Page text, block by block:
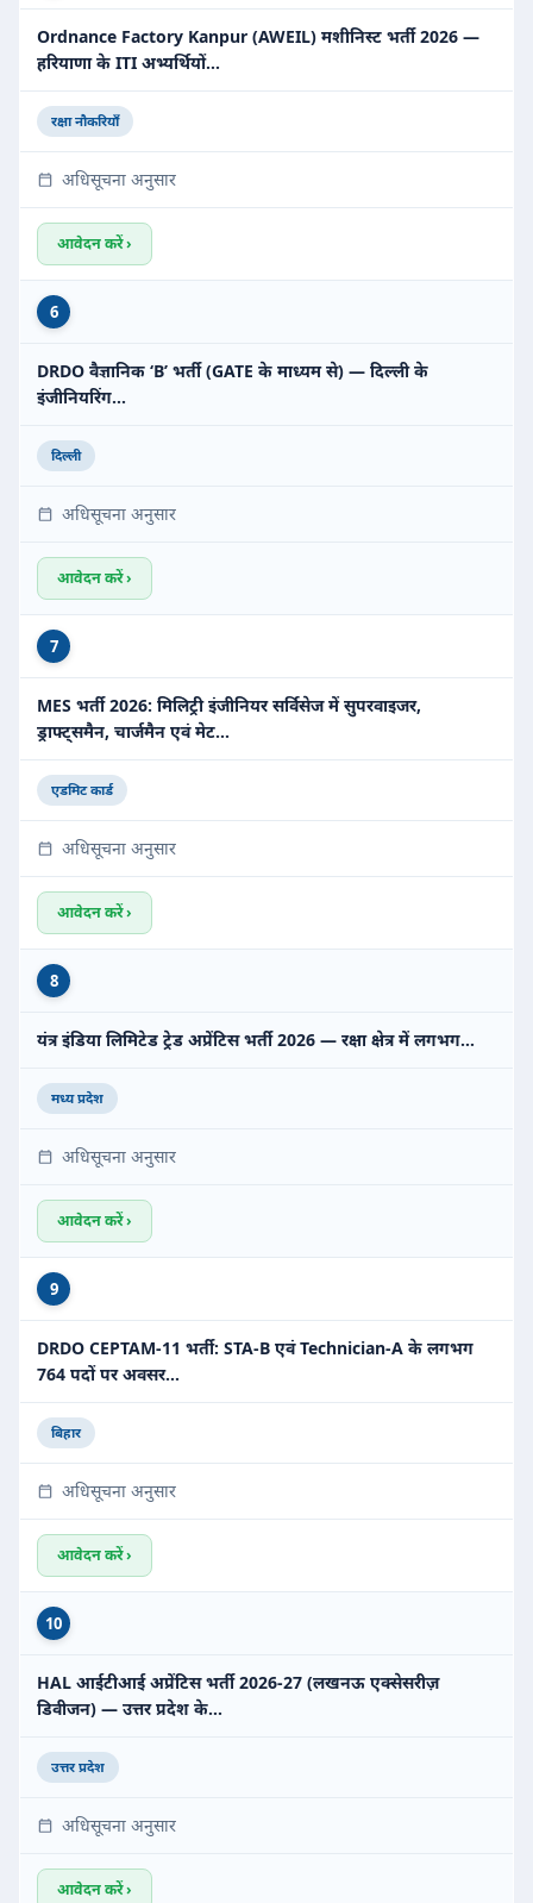
Ordnance Factory Kanpur (AWEIL) मशीनिस्ट भर्ती 2026 —
हरियाणा के ITI अभ्यर्थियों…
रक्षा नौकरियाँ
अधिसूचना अनुसार
आवेदन करें ›
6
DRDO वैज्ञानिक ‘B’ भर्ती (GATE के माध्यम से) — दिल्ली के
इंजीनियरिंग…
दिल्ली
अधिसूचना अनुसार
आवेदन करें ›
7
MES भर्ती 2026: मिलिट्री इंजीनियर सर्विसेज में सुपरवाइजर,
ड्राफ्ट्समैन, चार्जमैन एवं मेट…
एडमिट कार्ड
अधिसूचना अनुसार
आवेदन करें ›
8
यंत्र इंडिया लिमिटेड ट्रेड अप्रेंटिस भर्ती 2026 — रक्षा क्षेत्र में लगभग…
मध्य प्रदेश
अधिसूचना अनुसार
आवेदन करें ›
9
DRDO CEPTAM-11 भर्ती: STA-B एवं Technician-A के लगभग
764 पदों पर अवसर…
बिहार
अधिसूचना अनुसार
आवेदन करें ›
10
HAL आईटीआई अप्रेंटिस भर्ती 2026-27 (लखनऊ एक्सेसरीज़
डिवीजन) — उत्तर प्रदेश के…
उत्तर प्रदेश
अधिसूचना अनुसार
आवेदन करें ›